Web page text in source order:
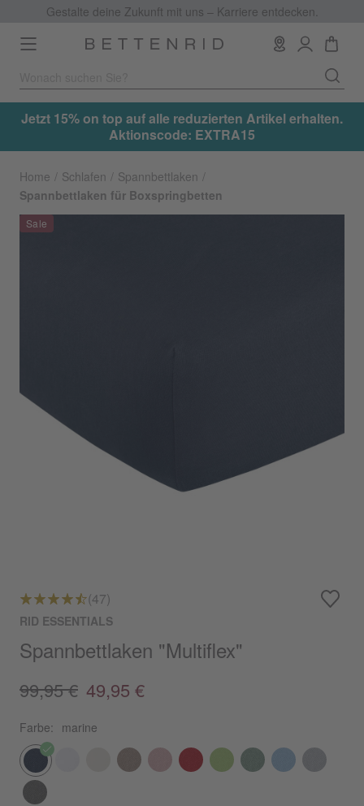
Gestalte deine Zukunft mit uns – Karriere entdecken.
Toggle
navigation
Jetzt 15% on top auf alle reduzierten Artikel erhalten.
Aktionscode: EXTRA15
Home Schlafen
Spannbettlaken
Spannbettlaken für Boxspringbetten
(47)
RID ESSENTIALS
Spannbettlaken "Multiflex"
99,95 € 49,95 €
Farbe: marine